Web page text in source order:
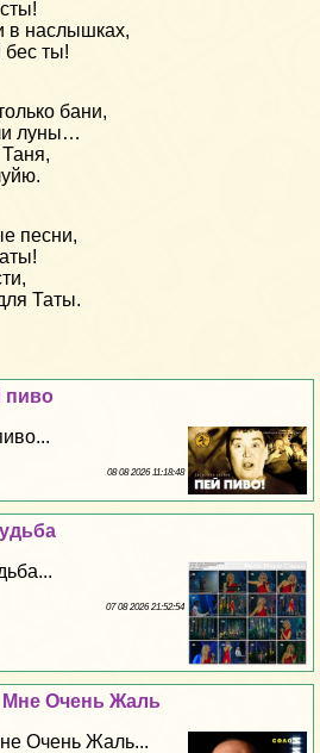
в наслышках,
ты!
бани,
луны…
песни,
Таты.
пиво
08 08 2026 11:18:48
07 08 2026 21:52:54
Очень Жаль
Очень Жаль...